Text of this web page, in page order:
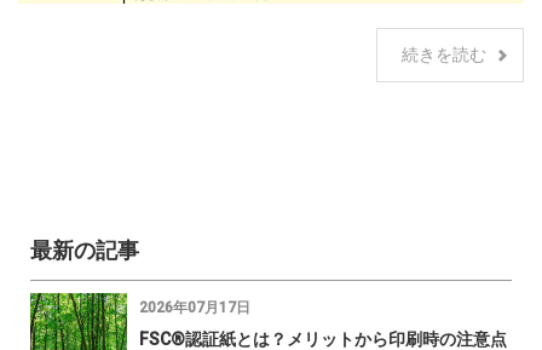
続きを読む
最新の記事
2026年07月17日
FSC®認証紙とは？メリットから印刷時の注意点